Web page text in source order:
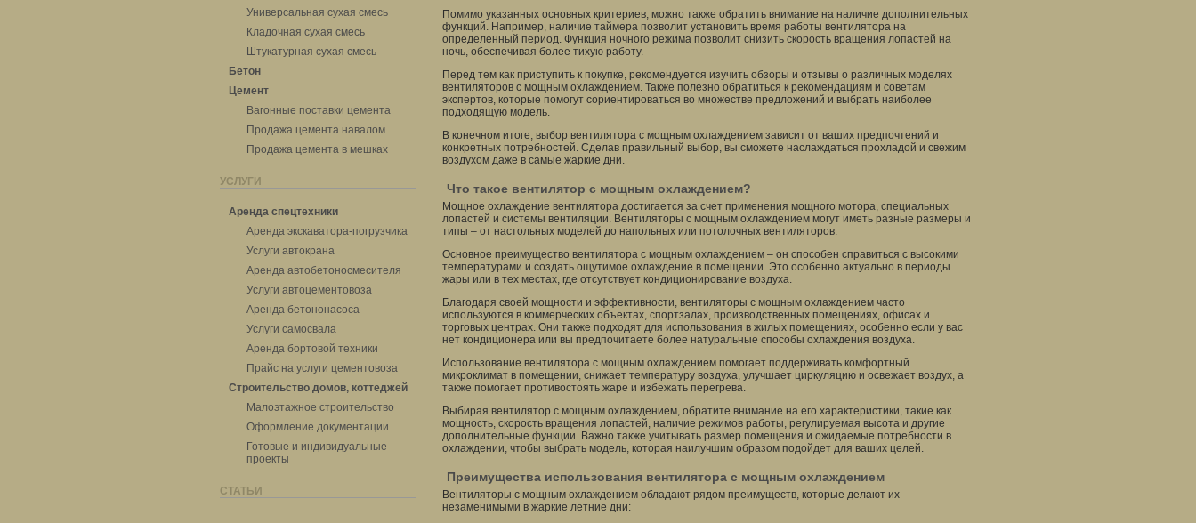
Универсальная сухая смесь
Кладочная сухая смесь
Штукатурная сухая смесь
Бетон
Цемент
Вагонные поставки цемента
Продажа цемента навалом
Продажа цемента в мешках
УСЛУГИ
Аренда спецтехники
Аренда экскаватора-погрузчика
Услуги автокрана
Аренда автобетоносмесителя
Услуги автоцементовоза
Аренда бетононасоса
Услуги самосвала
Аренда бортовой техники
Прайс на услуги цементовоза
Строительство домов, коттеджей
Малоэтажное строительство
Оформление документации
Готовые и индивидуальные
проекты
СТАТЬИ
Помимо указанных основных критериев, можно также обратить внимание на наличие дополнительных
функций. Например, наличие таймера позволит установить время работы вентилятора на
определенный период. Функция ночного режима позволит снизить скорость вращения лопастей на
ночь, обеспечивая более тихую работу.
Перед тем как приступить к покупке, рекомендуется изучить обзоры и отзывы о различных моделях
вентиляторов с мощным охлаждением. Также полезно обратиться к рекомендациям и советам
экспертов, которые помогут сориентироваться во множестве предложений и выбрать наиболее
подходящую модель.
В конечном итоге, выбор вентилятора с мощным охлаждением зависит от ваших предпочтений и
конкретных потребностей. Сделав правильный выбор, вы сможете наслаждаться прохладой и свежим
воздухом даже в самые жаркие дни.
Что такое вентилятор с мощным охлаждением?
Мощное охлаждение вентилятора достигается за счет применения мощного мотора, специальных
лопастей и системы вентиляции. Вентиляторы с мощным охлаждением могут иметь разные размеры и
типы – от настольных моделей до напольных или потолочных вентиляторов.
Основное преимущество вентилятора с мощным охлаждением – он способен справиться с высокими
температурами и создать ощутимое охлаждение в помещении. Это особенно актуально в периоды
жары или в тех местах, где отсутствует кондиционирование воздуха.
Благодаря своей мощности и эффективности, вентиляторы с мощным охлаждением часто
используются в коммерческих объектах, спортзалах, производственных помещениях, офисах и
торговых центрах. Они также подходят для использования в жилых помещениях, особенно если у вас
нет кондиционера или вы предпочитаете более натуральные способы охлаждения воздуха.
Использование вентилятора с мощным охлаждением помогает поддерживать комфортный
микроклимат в помещении, снижает температуру воздуха, улучшает циркуляцию и освежает воздух, а
также помогает противостоять жаре и избежать перегрева.
Выбирая вентилятор с мощным охлаждением, обратите внимание на его характеристики, такие как
мощность, скорость вращения лопастей, наличие режимов работы, регулируемая высота и другие
дополнительные функции. Важно также учитывать размер помещения и ожидаемые потребности в
охлаждении, чтобы выбрать модель, которая наилучшим образом подойдет для ваших целей.
Преимущества использования вентилятора с мощным охлаждением
Вентиляторы с мощным охлаждением обладают рядом преимуществ, которые делают их
незаменимыми в жаркие летние дни: